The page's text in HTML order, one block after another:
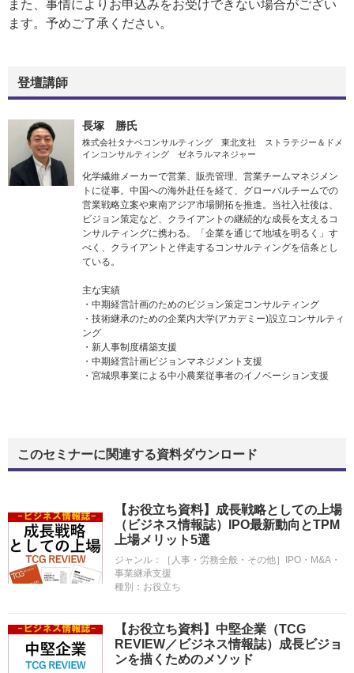
また、事情によりお申込みをお受けできない場合がござい
ます。予めご了承ください。
登壇講師
長塚 勝氏
株式会社タナベコンサルティング 東北支社 ストラテジー＆ドメ
インコンサルティング ゼネラルマネジャー
化学繊維メーカーで営業、販売管理、営業チームマネジメン
トに従事。中国への海外赴任を経て、グローバルチームでの
営業戦略立案や東南アジア市場開拓を推進。当社入社後は、
ビジョン策定など、クライアントの継続的な成長を支えるコ
ンサルティングに携わる。「企業を通じて地域を明るく」す
べく、クライアントと伴走するコンサルティングを信条とし
ている。
主な実績
・中期経営計画のためのビジョン策定コンサルティング
・技術継承のための企業内大学(アカデミー)設立コンサルティ
ング
・新人事制度構築支援
・中期経営計画ビジョンマネジメント支援
・宮城県事業による中小農業従事者のイノベーション支援
このセミナーに関連する資料ダウンロード
【お役立ち資料】成長戦略としての上場
（ビジネス情報誌）IPO最新動向とTPM
上場メリット5選
ジャンル：
［人事・労務全般・その他］IPO・M&A・
事業継承支援
種別： お役立ち
【お役立ち資料】中堅企業（TCG
REVIEW／ビジネス情報誌）成長ビジョ
ンを描くためのメソッド